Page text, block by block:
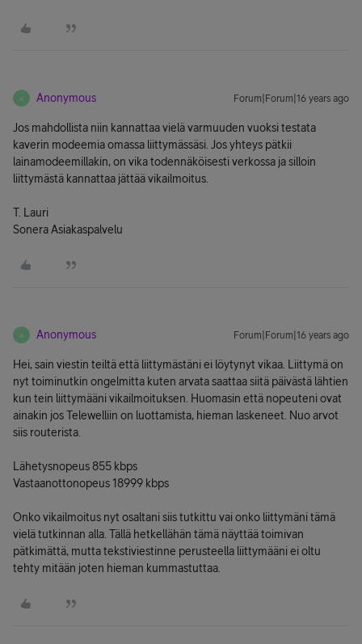
A Anonymous Forum|Forum|16 years ago
Jos mahdollista niin kannattaa vielä varmuuden vuoksi testata
kaverin modeemia omassa liittymässäsi. Jos yhteys pätkii
lainamodeemillakin, on vika todennäköisesti verkossa ja silloin
liittymästä kannattaa jättää vikailmoitus.
T. Lauri
Sonera Asiakaspalvelu
A Anonymous Forum|Forum|16 years ago
Hei, sain viestin teiltä että liittymästäni ei löytynyt vikaa. Liittymä on
nyt toiminutkin ongelmitta kuten arvata saattaa siitä päivästä lähtien
kun tein liittymääni vikailmoituksen. Huomasin että nopeuteni ovat
ainakin jos Telewelliin on luottamista, hieman laskeneet. Nuo arvot
siis routerista.
Lähetysnopeus 855 kbps
Vastaanottonopeus 18999 kbps
Onko vikailmoitus nyt osaltani siis tutkittu vai onko liittymäni tämä
vielä tutkinnan alla. Tällä hetkellähän tämä näyttää toimivan
pätkimättä, mutta tekstiviestinne perusteella liittymääni ei oltu
tehty mitään joten hieman kummastuttaa.